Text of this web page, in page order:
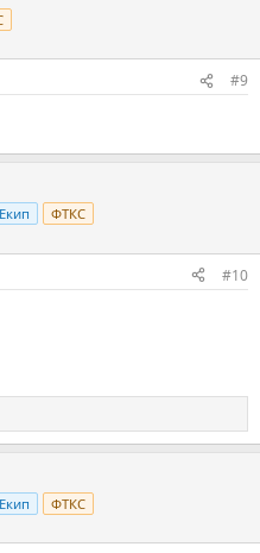
#9
ФТКС
#10
ФТКС